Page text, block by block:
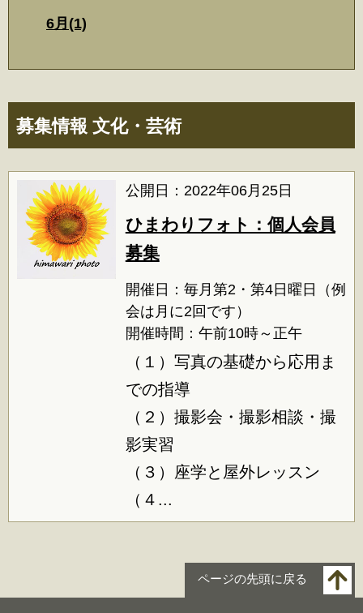
募集情報 文化・芸術
公開日：2022年06月25日
ひまわりフォト：個人会員
募集
開催日：毎月第2・第4日曜日（例
会は月に2回です）
開催時間：午前10時～正午
（１）写真の基礎から応用ま
での指導
（２）撮影会・撮影相談・撮
影実習
（３）座学と屋外レッスン
（４...
6月(1)
ページの先頭に戻る